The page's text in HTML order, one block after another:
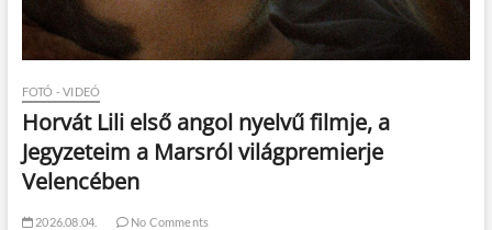
FOTÓ - VIDEÓ
Horvát Lili első angol nyelvű filmje, a
Jegyzeteim a Marsról világpremierje
Velencében
2026.08.04. No Comments